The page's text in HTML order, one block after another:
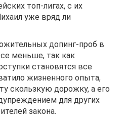
топ-лигах, с их
уже вряд ли
допинг-проб в
меньше, так как
становятся все
жизненного опыта,
скользкую дорожку, а его
для других
закона.